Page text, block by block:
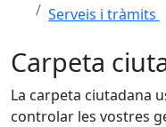
Serveis i tràmits
Carpeta
La carpeta ciutadana
controlar les vostres